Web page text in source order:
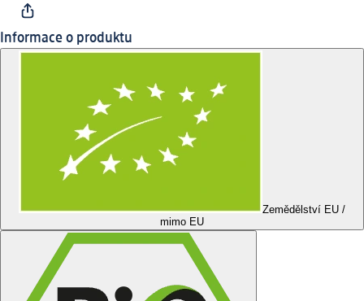
Informace o produktu
Zemědělství EU /
mimo EU